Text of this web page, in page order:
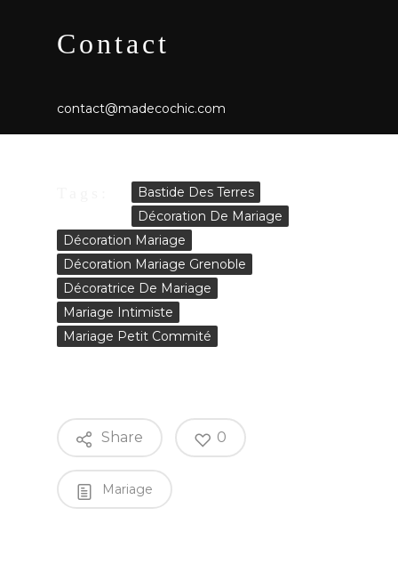
Contact
contact@madecochic.com
Bastide Des Terres
Décoration De Mariage
Décoration Mariage
Décoration Mariage Grenoble
Décoratrice De Mariage
Mariage Intimiste
Mariage Petit Commité
Share 0
Mariage